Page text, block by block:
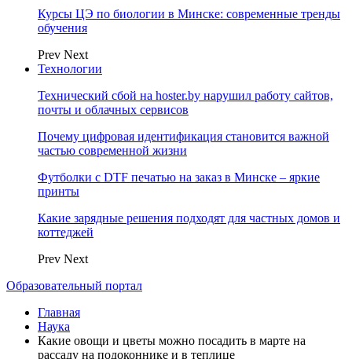
Курсы ЦЭ по биологии в Минске: современные тренды
обучения
Prev Next
Технологии
Технический сбой на hoster.by нарушил работу сайтов,
почты и облачных сервисов
Почему цифровая идентификация становится важной
частью современной жизни
Футболки с DTF печатью на заказ в Минске – яркие
принты
Какие зарядные решения подходят для частных домов и
коттеджей
Prev Next
Образовательный портал
Главная
Наука
Какие овощи и цветы можно посадить в марте на
рассаду на подоконнике и в теплице